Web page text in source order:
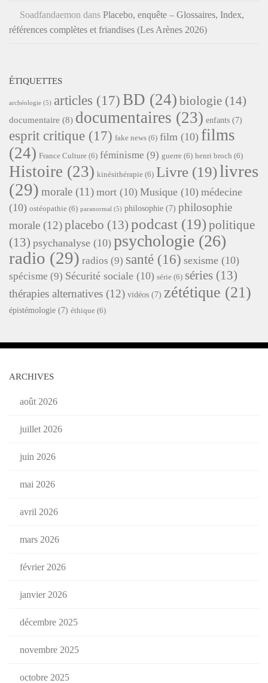
Soadfandaemon dans Placebo, enquête – Glossaires, Index,
références complètes et friandises (Les Arènes 2026)
ÉTIQUETTES
archéologie (5) articles (17) BD (24) biologie (14)
documentaire (8) documentaires (23) enfants (7)
esprit critique (17) fake news (6) film (10) films
(24) France Culture (6) féminisme (9) guerre (6) henri broch (6)
Histoire (23) kinésithérapie (6) Livre (19)livres
(29) morale (11) mort (10) Musique (10) médecine
(10) ostéopathie (6) paranormal (5) philosophie (7) philosophie
morale (12)placebo (13) podcast (19)politique
(13) psychanalyse (10) psychologie (26)
radio (29) radios (9) santé (16) sexisme (10)
spécisme (9) Sécurité sociale (10) série (6) séries (13)
thérapies alternatives (12) vidéos (7) zététique (21)
épistémologie (7) éthique (6)
ARCHIVES
août 2026
juillet 2026
juin 2026
mai 2026
avril 2026
mars 2026
février 2026
janvier 2026
décembre 2025
novembre 2025
octobre 2025